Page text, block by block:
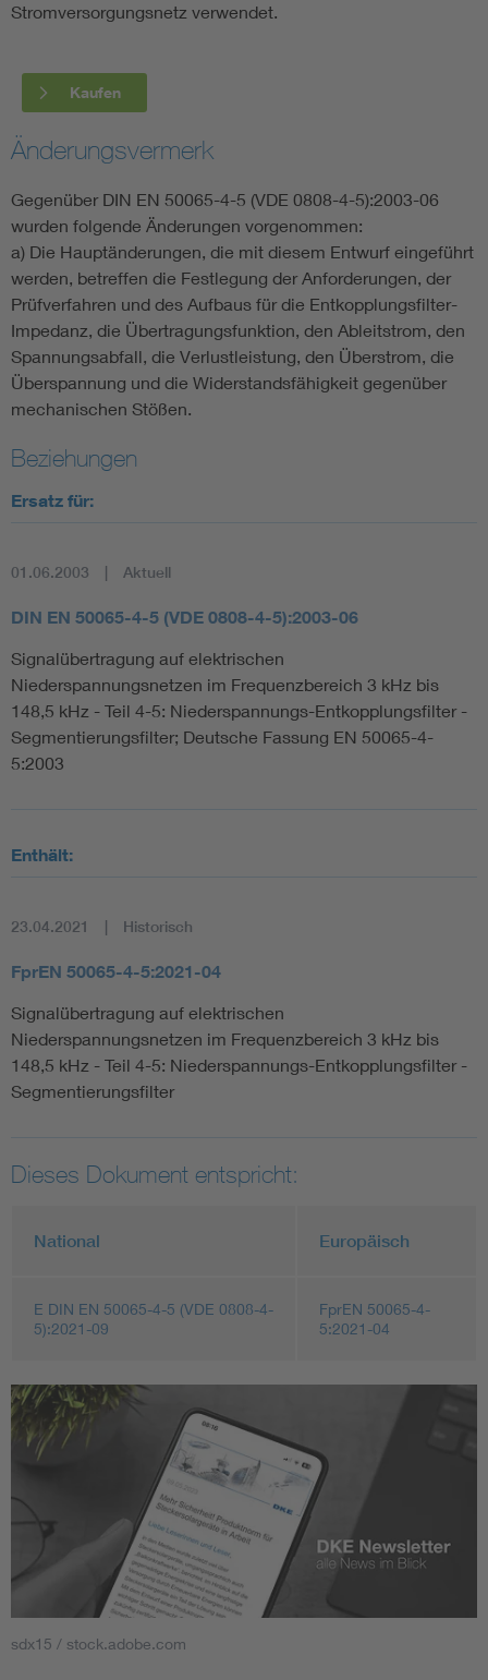
Stromversorgungsnetz verwendet.
Kaufen
Änderungsvermerk
Gegenüber DIN EN 50065-4-5 (VDE 0808-4-5):2003-06
wurden folgende Änderungen vorgenommen:
a) Die Hauptänderungen, die mit diesem Entwurf eingeführt
werden, betreffen die Festlegung der Anforderungen, der
Prüfverfahren und des Aufbaus für die Entkopplungsfilter-
Impedanz, die Übertragungsfunktion, den Ableitstrom, den
Spannungsabfall, die Verlustleistung, den Überstrom, die
Überspannung und die Widerstandsfähigkeit gegenüber
mechanischen Stößen.
Beziehungen
Ersatz für:
01.06.2003 Aktuell
DIN EN 50065-4-5 (VDE 0808-4-5):2003-06
Signalübertragung auf elektrischen
Niederspannungsnetzen im Frequenzbereich 3 kHz bis
148,5 kHz - Teil 4-5: Niederspannungs-Entkopplungsfilter -
Segmentierungsfilter; Deutsche Fassung EN 50065-4-
5:2003
Enthält:
23.04.2021 Historisch
FprEN 50065-4-5:2021-04
Signalübertragung auf elektrischen
Niederspannungsnetzen im Frequenzbereich 3 kHz bis
148,5 kHz - Teil 4-5: Niederspannungs-Entkopplungsfilter -
Segmentierungsfilter
Dieses Dokument entspricht:
National Europäisch
E DIN EN 50065-4-5 (VDE 0808-4-
5):2021-09
FprEN 50065-4-
5:2021-04
sdx15 / stock.adobe.com